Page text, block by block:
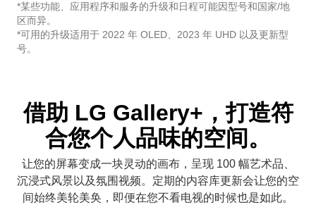
*某些功能、应用程序和服务的升级和日程可能因型号和国家/地
区而异。
*可用的升级适用于 2022 年 OLED、2023 年 UHD 以及更新型
号。
借助 LG Gallery+，打造符
合您个人品味的空间。
让您的屏幕变成一块灵动的画布，呈现 100 幅艺术品、
沉浸式风景以及氛围视频。定期的内容库更新会让您的空
间始终美轮美奂，即便在您不看电视的时候也是如此。